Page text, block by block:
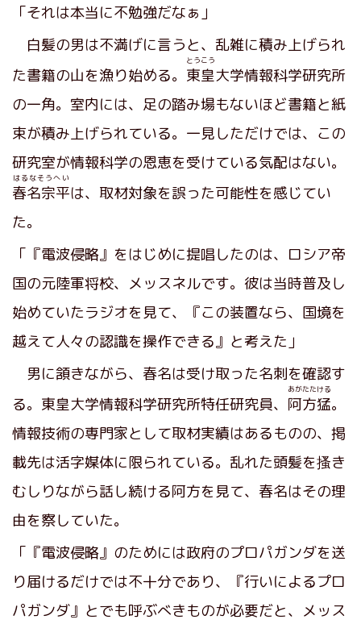
「それは本当に不勉強だなぁ」
白髪の男は不満げに言うと、乱雑に積み上げられ
た書籍の山を漁り始める。 東皇
とうこう
大学情報科学研究所
の一角。室内には、足の踏み場もないほど書籍と紙
束が積み上げられている。一見しただけでは、この
研究室が情報科学の恩恵を受けている気配はない。
春名宗平
はるなそうへい
は、取材対象を誤った可能性を感じてい
た。
「『電波侵略』をはじめに提唱したのは、ロシア帝
国の元陸軍将校、メッスネルです。彼は当時普及し
始めていたラジオを見て、『この装置なら、国境を
越えて人々の認識を操作できる』と考えた」
男に頷きながら、春名は受け取った名刺を確認す
る。東皇大学情報科学研究所特任研究員、 阿方猛
あがたたける
。
情報技術の専門家として取材実績はあるものの、掲
載先は活字媒体に限られている。乱れた頭髪を搔き
むしりながら話し続ける阿方を見て、春名はその理
由を察していた。
「『電波侵略』のためには政府のプロパガンダを送
り届けるだけでは不十分であり、『行いによるプロ
パガンダ』とでも呼ぶべきものが必要だと、メッス